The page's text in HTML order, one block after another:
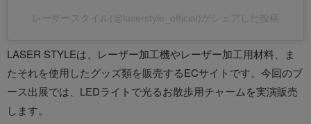
レーザースタイル(@laserstyle_official)がシェアした投稿
LASER STYLEは、レーザー加工機やレーザー加工用材料、ま
たそれを使用したグッズ類を販売するECサイトです。今回のブ
ース出展では、LEDライトで光るお散歩用チャームを実演販売
します。